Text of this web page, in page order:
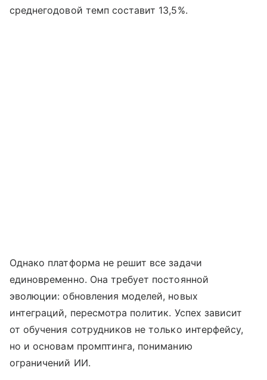
среднегодовой темп составит 13,5%.
Однако платформа не решит все задачи
единовременно. Она требует постоянной
эволюции: обновления моделей, новых
интеграций, пересмотра политик. Успех зависит
от обучения сотрудников не только интерфейсу,
но и основам промптинга, пониманию
ограничений ИИ.